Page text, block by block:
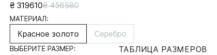
₴ 319610₴ 456580
МАТЕРИАЛ:
Красное золото Серебро
ВЫБЕРИТЕ РАЗМЕР:
ТАБЛИЦА РАЗМЕРОВ